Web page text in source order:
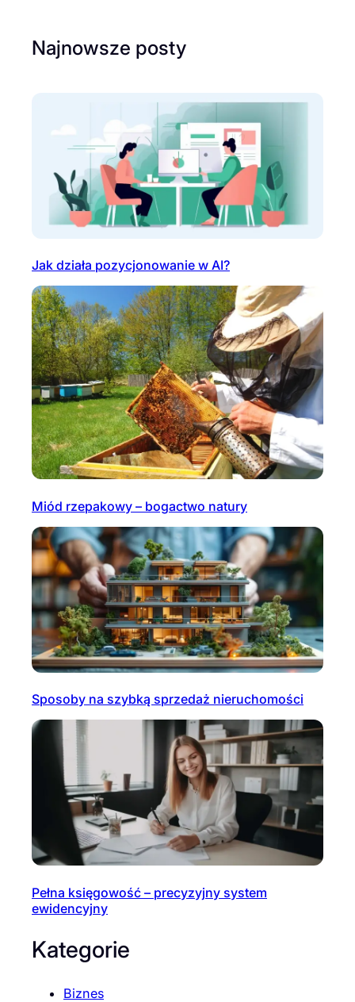
Najnowsze posty
Jak działa pozycjonowanie w AI?
Miód rzepakowy – bogactwo natury
Sposoby na szybką sprzedaż nieruchomości
Pełna księgowość – precyzyjny system
ewidencyjny
Kategorie
Biznes